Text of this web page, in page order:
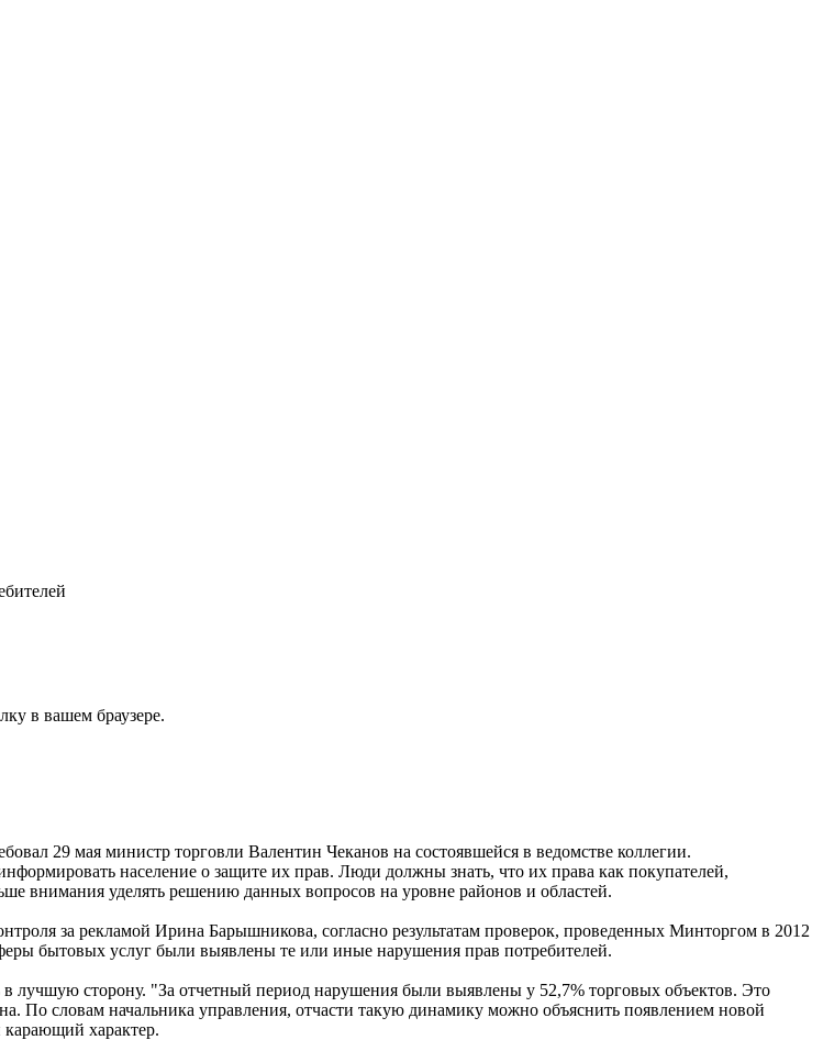
в вашем браузере.
29 мая министр торговли Валентин Чеканов на состоявшейся в ведомстве коллегии.
население о защите их прав. Люди должны знать, что их права как покупателей,
внимания уделять решению данных вопросов на уровне районов и областей.
за рекламой Ирина Барышникова, согласно результатам проверок, проведенных Минторгом в 2012
бытовых услуг были выявлены те или иные нарушения прав потребителей.
лучшую сторону. "За отчетный период нарушения были выявлены у 52,7% торговых объектов. Это
По словам начальника управления, отчасти такую динамику можно объяснить появлением новой
карающий характер.